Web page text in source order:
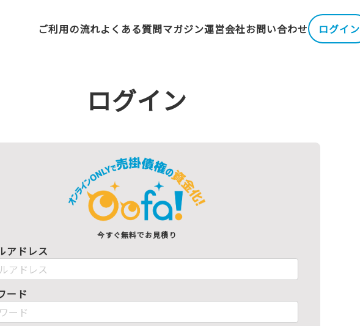
ご利用の流れよくある質問マガジン運営会社お問い合わせ ログイン
ログイン
今すぐ無料でお見積り
アドレス
ード